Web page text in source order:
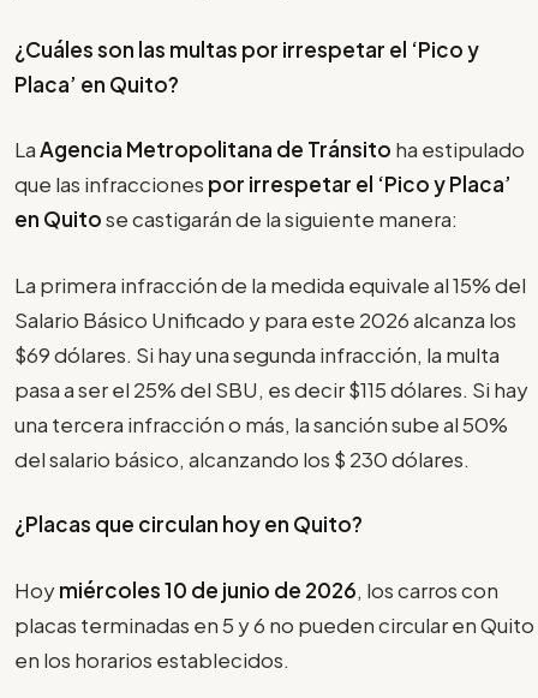
¿Cuáles son las multas por irrespetar el ‘Pico y
Placa’ en Quito?
LaAgencia Metropolitana de Tránsito ha estipulado
que las infracciones por irrespetar el ‘Pico y Placa’
en Quitose castigarán de la siguiente manera:
La primera infracción de la medida equivale al 15% del
Salario Básico Unificado y para este 2026 alcanza los
$69 dólares. Si hay una segunda infracción, la multa
pasa a ser el 25% del SBU, es decir $115 dólares. Si hay
una tercera infracción o más, la sanción sube al 50%
del salario básico, alcanzando los $ 230 dólares.
¿Placas que circulan hoy en Quito?
Hoymiércoles 10 de junio de 2026, los carros con
placas terminadas en 5 y 6 no pueden circular en Quito
en los horarios establecidos.